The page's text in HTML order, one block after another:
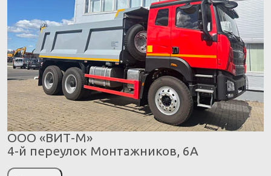
ООО «ВИТ-М»
4-й переулок Монтажников, 6А